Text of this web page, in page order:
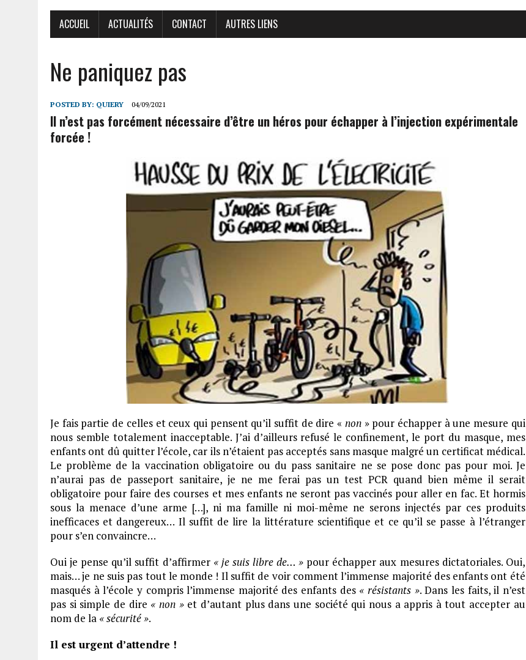
ACCUEIL ACTUALITÉS CONTACT AUTRES LIENS
Ne paniquez pas
POSTED BY: QUIERY 04/09/2021
Il n’est pas forcément nécessaire d’être un héros pour échapper à l’injection expérimentale
forcée !
Je fais partie de celles et ceux qui pensent qu’il suffit de dire « non» pour échapper à une mesure qui
nous semble totalement inacceptable. J’ai d’ailleurs refusé le confinement, le port du masque, mes
enfants ont dû quitter l’école, car ils n’étaient pas acceptés sans masque malgré un certificat médical.
Le problème de la vaccination obligatoire ou du pass sanitaire ne se pose donc pas pour moi. Je
n’aurai pas de passeport sanitaire, je ne me ferai pas un test PCR quand bien même il serait
obligatoire pour faire des courses et mes enfants ne seront pas vaccinés pour aller en fac. Et hormis
sous la menace d’une arme […], ni ma famille ni moi-même ne serons injectés par ces produits
inefficaces et dangereux… Il suffit de lire la littérature scientifique et ce qu’il se passe à l’étranger
pour s’en convaincre…
Oui je pense qu’il suffit d’affirmer « je suis libre de… » pour échapper aux mesures dictatoriales. Oui,
mais… je ne suis pas tout le monde ! Il suffit de voir comment l’immense majorité des enfants ont été
masqués à l’école y compris l’immense majorité des enfants des « résistants ». Dans les faits, il n’est
pas si simple de dire « non »et d’autant plus dans une société qui nous a appris à tout accepter au
nom de la « sécurité ».
Il est urgent d’attendre !